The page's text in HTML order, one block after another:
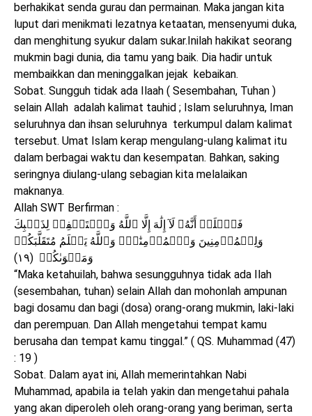
berhakikat senda gurau dan permainan. Maka jangan kita
luput dari menikmati lezatnya ketaatan, mensenyumi duka,
dan menghitung syukur dalam sukar.Inilah hakikat seorang
mukmin bagi dunia, dia tamu yang baik. Dia hadir untuk
membaikkan dan meninggalkan jejak kebaikan.
Sobat. Sungguh tidak ada Ilaah ( Sesembahan, Tuhan )
selain Allah adalah kalimat tauhid ; Islam seluruhnya, Iman
seluruhnya dan ihsan seluruhnya terkumpul dalam kalimat
tersebut. Umat Islam kerap mengulang-ulang kalimat itu
dalam berbagai waktu dan kesempatan. Bahkan, saking
seringnya diulang-ulang sebagian kita melalaikan
maknanya.
Allah SWT Berfirman :
فَٱعۡلَمۡ أَنَّهُۥ لَآ إِلَٰهَ إِلَّا ٱللَّهُ وَٱسۡتَغۡفِرۡ لِذَنۢبِكَ
وَلِلۡمُؤۡمِنِينَ وَٱلۡمُؤۡمِنَٰتِۗ وَٱللَّهُ يَعۡلَمُ مُتَقَلَّبَكُمۡ
وَمَثۡوَىٰكُمۡ (١٩)
“Maka ketahuilah, bahwa sesungguhnya tidak ada Ilah
(sesembahan, tuhan) selain Allah dan mohonlah ampunan
bagi dosamu dan bagi (dosa) orang-orang mukmin, laki-laki
dan perempuan. Dan Allah mengetahui tempat kamu
berusaha dan tempat kamu tinggal.” ( QS. Muhammad (47)
: 19 )
Sobat. Dalam ayat ini, Allah memerintahkan Nabi
Muhammad, apabila ia telah yakin dan mengetahui pahala
yang akan diperoleh oleh orang-orang yang beriman, serta